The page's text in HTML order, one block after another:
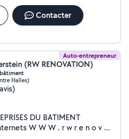
Contacter
Auto-entrepreneur
(RW RENOVATION)
Halles)
DU BATIMENT